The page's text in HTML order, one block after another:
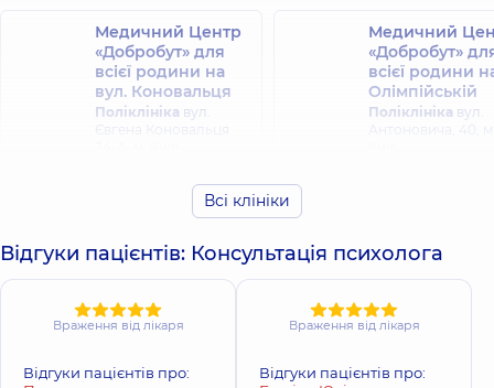
досвіду
Психолог дитячий,
5 років досвіду
Руда Марина
Сергіївна
Психіатр; Психолог
12 років
Баутіна Юлія
Лєпін Валентин
Юрійович
Психолог,7 років
Луценко Юлія
Василівна
Психолог дитячий,
Медичний Центр
«Добробут» для
всієї родини на
вул. Коновальця
Поліклініка вул.
Медичний
«Добробут»
всієї родини
Олімпійській
Поліклініка вул.
Антоновича, 40,
Медичний Центр
«Добробут» для
всієї родини в ЖК
Новопечерські
Липки
Поліклініка
Андрія Верхогляда,
16-А, м. Київ
всієї родини
Русанівці
Поліклініка
Ентузіастів 1/2, м.
Всі клініки
Відгуки пацієнтів: Консультація психолога
Враження від лікаря
Відгуки пацієнтів про:
Враження від лікаря
Відгуки пацієнтів про: